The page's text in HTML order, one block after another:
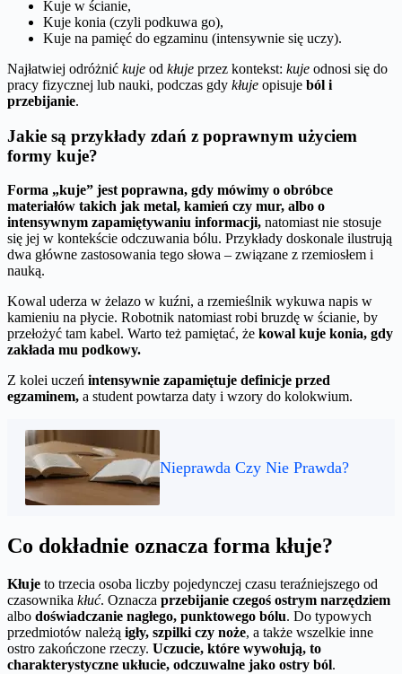
Kuje w ścianie,
Kuje konia (czyli podkuwa go),
Kuje na pamięć do egzaminu (intensywnie się uczy).
Najłatwiej odróżnić kuje od kłuje przez kontekst: kuje odnosi się do
pracy fizycznej lub nauki, podczas gdy kłuje opisuje ból i
przebijanie.
Jakie są przykłady zdań z poprawnym użyciem
formy kuje?
Forma „kuje” jest poprawna, gdy mówimy o obróbce
materiałów takich jak metal, kamień czy mur, albo o
intensywnym zapamiętywaniu informacji, natomiast nie stosuje
się jej w kontekście odczuwania bólu. Przykłady doskonale ilustrują
dwa główne zastosowania tego słowa – związane z rzemiosłem i
nauką.
Kowal uderza w żelazo w kuźni, a rzemieślnik wykuwa napis w
kamieniu na płycie. Robotnik natomiast robi bruzdę w ścianie, by
przełożyć tam kabel. Warto też pamiętać, że kowal kuje konia, gdy
zakłada mu podkowy.
Z kolei uczeń intensywnie zapamiętuje definicje przed
egzaminem, a student powtarza daty i wzory do kolokwium.
Nieprawda Czy Nie Prawda?
Co dokładnie oznacza forma kłuje?
Kłuje to trzecia osoba liczby pojedynczej czasu teraźniejszego od
czasownika kłuć. Oznacza przebijanie czegoś ostrym narzędziem
albo doświadczanie nagłego, punktowego bólu. Do typowych
przedmiotów należą igły, szpilki czy noże, a także wszelkie inne
ostro zakończone rzeczy. Uczucie, które wywołują, to
charakterystyczne ukłucie, odczuwalne jako ostry ból.